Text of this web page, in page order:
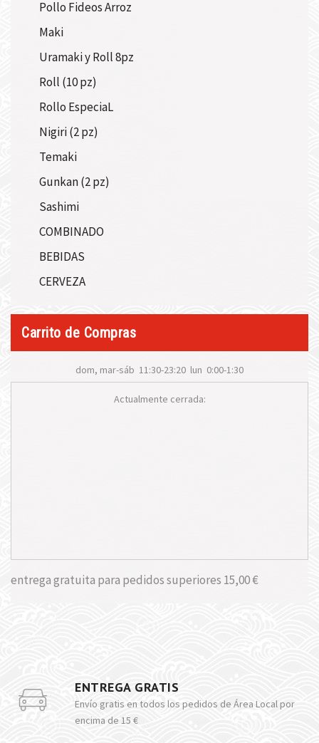
Pollo Fideos Arroz
Maki
Uramaki y Roll 8pz
Roll (10 pz)
Rollo EspeciaL
Nigiri (2 pz)
Temaki
Gunkan (2 pz)
Sashimi
COMBINADO
BEBIDAS
CERVEZA
Carrito de Compras
dom, mar-sáb 11:30-23:20 lun 0:00-1:30
Actualmente cerrada:
entrega gratuita para pedidos superiores 15,00 €
ENTREGA GRATIS
Envío gratis en todos los pedidos de Área Local por
encima de 15 €